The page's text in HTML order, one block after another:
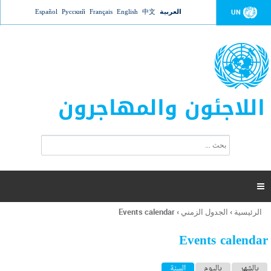
Jump to navigation UN العربية 中文
English
Français
Русский
Español
اللاجئون والمهاجرون
ت
ر
ل
ح
ب

أنت
هنا
الرئيسية › الجدول الزمني ›
Events calendar
Events calendar